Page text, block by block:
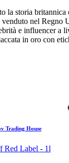
storia
nel
e influencer
in oro con
Trading House
Red Label - 1l